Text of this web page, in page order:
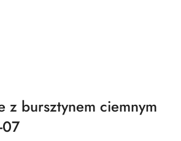
z bursztynem ciemnym